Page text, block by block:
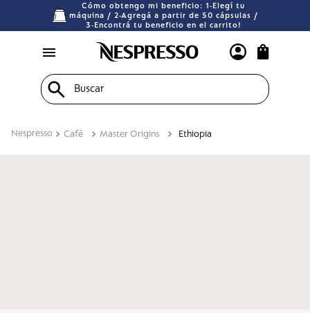
Cómo obtengo mi beneficio: 1-Elegí tu
máquina / 2-Agregá a partir de 50 cápsulas /
3-Encontrá tu beneficio en el carrito!
Buscar
Café Master Origins Ethiopia